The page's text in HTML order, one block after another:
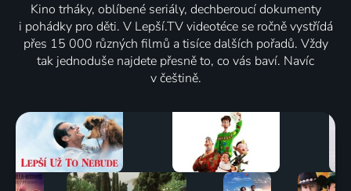
Kino trháky, oblíbené seriály, dechberoucí dokumenty
i pohádky pro děti. V Lepší.TV videotéce se ročně vystřídá
přes 15 000 různých filmů a tisíce dalších pořadů. Vždy
tak jednoduše najdete přesně to, co vás baví. Navíc
v češtině.